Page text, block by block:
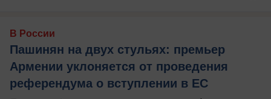
В России
Пашинян на двух стульях: премьер
Армении уклоняется от проведения
референдума о вступлении в ЕС